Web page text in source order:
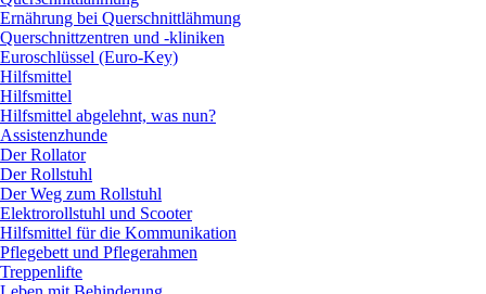
Ernährung bei Querschnittlähmung
Querschnittzentren und -kliniken
Euroschlüssel (Euro-Key)
Hilfsmittel
Hilfsmittel
Hilfsmittel abgelehnt, was nun?
Assistenzhunde
Der Rollator
Der Rollstuhl
Der Weg zum Rollstuhl
Elektrorollstuhl und Scooter
Hilfsmittel für die Kommunikation
Pflegebett und Pflegerahmen
Treppenlifte